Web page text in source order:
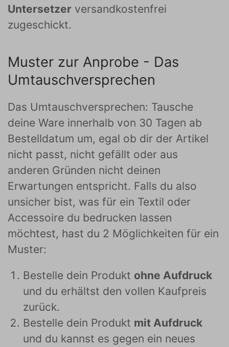
Untersetzer versandkostenfrei
zugeschickt.
Muster zur Anprobe - Das
Umtauschversprechen
Das Umtauschversprechen: Tausche
deine Ware innerhalb von 30 Tagen ab
Bestelldatum um, egal ob dir der Artikel
nicht passt, nicht gefällt oder aus
anderen Gründen nicht deinen
Erwartungen entspricht. Falls du also
unsicher bist, was für ein Textil oder
Accessoire du bedrucken lassen
möchtest, hast du 2 Möglichkeiten für ein
Muster:
Bestelle dein Produkt ohne Aufdruck
und du erhältst den vollen Kaufpreis
zurück.
Bestelle dein Produkt mit Aufdruck
und du kannst es gegen ein neues